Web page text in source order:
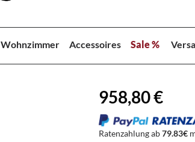
Wohnzimmer Accessoires Sale %
958,80 €
Ratenzahlung ab79.83€